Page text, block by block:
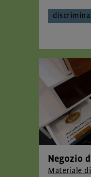
Negozio
Materiale